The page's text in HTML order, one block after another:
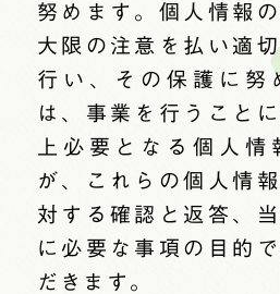
努めます。個人情報
大限の注意を払い適
行い、その保護に努
は、事業を行うこと
上必要となる個人情
が、これらの個人情
対する確認と返答、
に必要な事項の目的
だきます。